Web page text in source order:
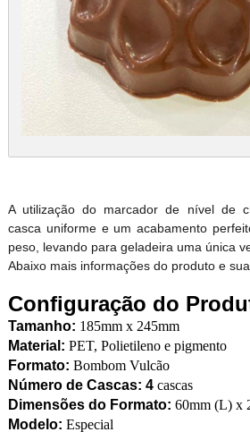
A utilização do marcador de nível de
casca uniforme e um acabamento
peso, levando para geladeira uma única
Abaixo mais informações do produto e
Configuração do
Tamanho: 185mm x 245mm
Material: PET, Polietileno e pigmento
Formato: Bombom Vulcão
Número de Cascas: 4 cascas
Dimensões do Formato: 60mm (L) x
Modelo: Especial